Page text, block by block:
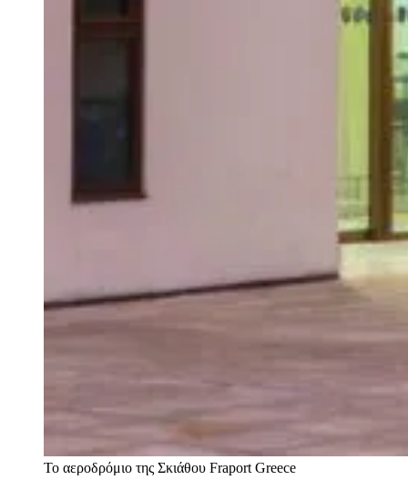
Το αεροδρόμιο της Σκιάθου Fraport Greece